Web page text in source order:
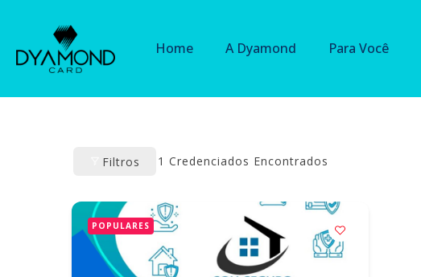
Home A Dyamond Para Você
Filtros 1 Credenciados Encontrados
POPULARES